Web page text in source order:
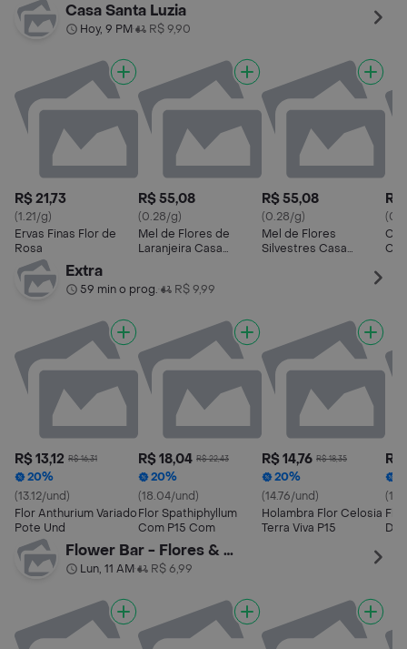
Casa Santa Luzia
Hoy, 9 PM• R$ 9,90
R$ 21,73
(1.21/g)
Ervas Finas Flor de
Rosa
R$ 55,08
(0.28/g)
Mel de Flores de
Laranjeira Casa
R$ 55,08
(0.28/g)
Mel de Flores
Silvestres Casa
R$
Extra
59 min o prog.• R$ 9,99
R$ 13,12 R$ 16,31
20%
(13.12/und)
Flor Anthurium Variado
Pote Und
R$ 18,04 R$ 22,43
20%
(18.04/und)
Flor Spathiphyllum
Com P15 Com
R$ 14,76 R$ 18,35
20%
(14.76/und)
Holambra Flor Celosia
Terra Viva P15
R$
Flower Bar - Flores & Arranjos
Lun, 11 AM• R$ 6,99